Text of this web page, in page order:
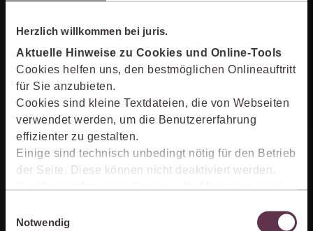
Herzlich willkommen bei juris.
Aktuelle Hinweise zu Cookies und Online-Tools
Cookies helfen uns, den bestmöglichen Onlineauftritt
für Sie anzubieten.
Cookies sind kleine Textdateien, die von Webseiten
verwendet werden, um die Benutzererfahrung
effizienter zu gestalten.
Einige sind technisch unbedingt nötig für den Betrieb
der Seite. Diese können nicht deaktiviert werden.
Der Verwendung von Cookies, die Marketing- oder
Produkte zu optimieren, können Sie zustimmen,
Notwendig
Unternehmen
Über juris
Partner der jurisAllianz
Karriere
Online-Produkt­berater